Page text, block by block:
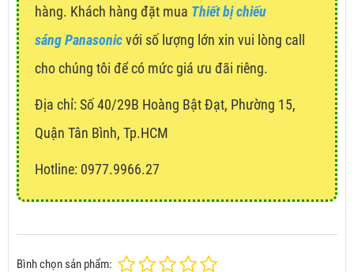
hàng. Khách hàng đặt mua Thiết bị chiếu
sáng Panasonicvới số lượng lớn xin vui lòng call
cho chúng tôi để có mức giá ưu đãi riêng.
Địa chỉ: Số 40/29B Hoàng Bật Đạt, Phường 15,
Quận Tân Bình, Tp.HCM
Hotline: 0977.9966.27
Bình chọn sản phẩm: